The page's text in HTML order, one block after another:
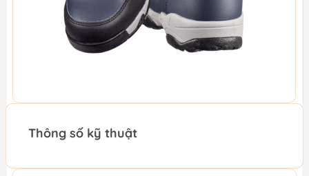
Thông số kỹ thuật